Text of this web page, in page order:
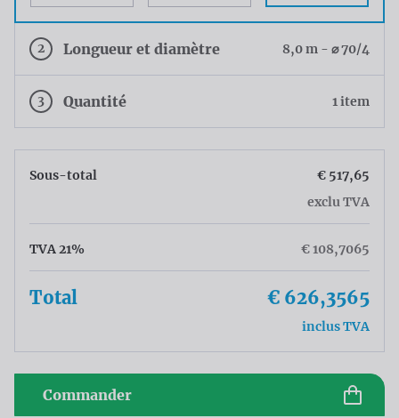
2 Longueur et diamètre 8,0 m - ⌀ 70/4
3 Quantité 1 item
Sous-total
€ 517,65
exclu TVA
TVA 21% € 108,7065
Total € 626,3565
inclus TVA
Commander